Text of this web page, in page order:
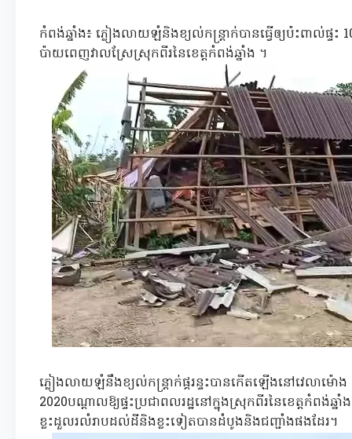
កំពង់ឆ្នាំង៖ ភ្លៀងលាយឡំនិងខ្យល់កន្ត្រាក់បានធ្វើឲ្យប៉ះពាល់ផ្ទ
ប៉ាយពេញវាលស្រែស្រុកពីរនៃខេត្តកំពង់ឆ្នាំង ។
ភ្លៀងលាយឡំនឹងខ្យល់កន្ត្រាក់ផ្គរន្ទះបានកើតឡើងនៅវេលាម៉ោ
2020បណ្ដាលឱ្យផ្ទះប្រជាពលរដ្ឋនៅក្នុងស្រុកពីរនៃខេត្តកំពង់
ខ្លះដួលរលំរាបដល់ដីនិងខ្លះទៀតបានដំបូងនិងជញ្ជាំងផងដែរ។